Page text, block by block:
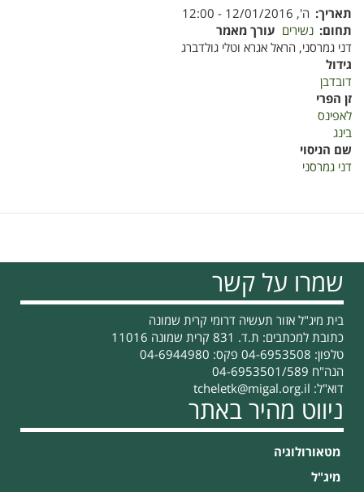
תאריך ה', 12/01/2016 - 12:00
תחום נשירים עורך מאמר
דני גמרסני, הראל אגרא וטלי גולדברג
גידול
דובדבן
זן הפרי
לאפינס
בינג
שם הניסוי
דני גמרסני
שמרו על קשר
בית מיג"ל אזור תעשיה דרומי קרית שמונה
כתובת למכתבים: ת.ד. 831 קרית שמונה 11016
טלפון: 04-6953508 פקס: 04-6944980
הנה"ח 04-6953501/589
דוא"ל: tcheletk@migal.org.il
ניווט מהיר באתר
מטאורולוגיה
מיג"ל